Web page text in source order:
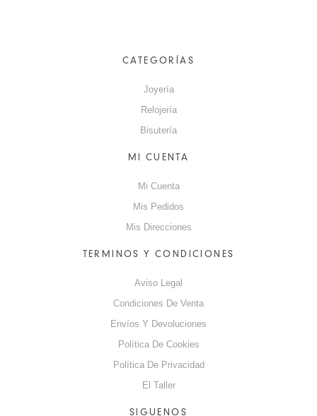
CATEGORÍAS
Joyería
Relojería
Bisutería
MI CUENTA
Mi Cuenta
Mis Pedidos
Mis Direcciones
TERMINOS Y CONDICIONES
Aviso Legal
Condiciones De Venta
Envíos Y Devoluciones
Política De Cookies
Política De Privacidad
El Taller
SIGUENOS